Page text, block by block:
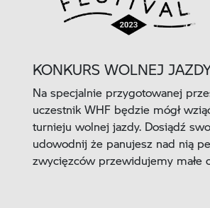
KONKURS WOLNEJ
Na specjalnie przygotowanej
uczestnik WHF będzie mógł
turnieju wolnej jazdy. Dosiądź
udowodnij że panujesz nad nią
zwycięzców przewidujemy małe